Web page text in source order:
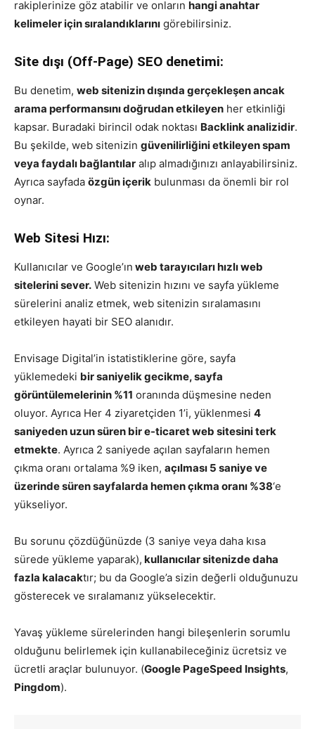
rakiplerinize göz atabilir ve onların hangi anahtar
kelimeler için sıralandıklarını görebilirsiniz.
Site dışı (Off-Page) SEO denetimi:
Bu denetim, web sitenizin dışında gerçekleşen ancak
arama performansını doğrudan etkileyen her etkinliği
kapsar. Buradaki birincil odak noktası Backlink analizidir.
Bu şekilde, web sitenizin güvenilirliğini etkileyen spam
veya faydalı bağlantılar alıp almadığınızı anlayabilirsiniz.
Ayrıca sayfada özgün içerik bulunması da önemli bir rol
oynar.
Web Sitesi Hızı:
Kullanıcılar ve Google’ın web tarayıcıları hızlı web
sitelerini sever. Web sitenizin hızını ve sayfa yükleme
sürelerini analiz etmek, web sitenizin sıralamasını
etkileyen hayati bir SEO alanıdır.
Envisage Digital’in istatistiklerine göre, sayfa
yüklemedeki bir saniyelik gecikme, sayfa
görüntülemelerinin %11 oranında düşmesine neden
oluyor. Ayrıca Her 4 ziyaretçiden 1’i, yüklenmesi 4
saniyeden uzun süren bir e-ticaret web sitesini terk
etmekte. Ayrıca 2 saniyede açılan sayfaların hemen
çıkma oranı ortalama %9 iken, açılması 5 saniye ve
üzerinde süren sayfalarda hemen çıkma oranı %38‘e
yükseliyor.
Bu sorunu çözdüğünüzde (3 saniye veya daha kısa
sürede yükleme yaparak), kullanıcılar sitenizde daha
fazla kalacaktır; bu da Google’a sizin değerli olduğunuzu
gösterecek ve sıralamanız yükselecektir.
Yavaş yükleme sürelerinden hangi bileşenlerin sorumlu
olduğunu belirlemek için kullanabileceğiniz ücretsiz ve
ücretli araçlar bulunuyor. (Google PageSpeed Insights,
Pingdom).